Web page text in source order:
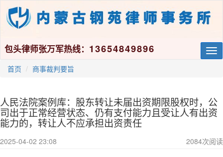
包头律师张万军热线： 13654849896
首页 商事裁判要旨
人民法院案例库：股东转让未届出资期限股权时，公
司出于正常经营状态、仍有支付能力且受让人有出资
能力的，转让人不应承担出资责任
2025-04-02 23:08 2084次阅读